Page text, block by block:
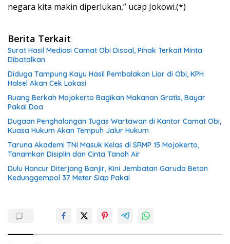
negara kita makin diperlukan,” ucap Jokowi.(*)
Berita Terkait
Surat Hasil Mediasi Camat Obi Disoal, Pihak Terkait Minta
Dibatalkan
Diduga Tampung Kayu Hasil Pembalakan Liar di Obi, KPH
Halsel Akan Cek Lokasi
Ruang Berkah Mojokerto Bagikan Makanan Gratis, Bayar
Pakai Doa
Dugaan Penghalangan Tugas Wartawan di Kantor Camat Obi,
Kuasa Hukum Akan Tempuh Jalur Hukum
Taruna Akademi TNI Masuk Kelas di SRMP 15 Mojokerto,
Tanamkan Disiplin dan Cinta Tanah Air
Dulu Hancur Diterjang Banjir, Kini Jembatan Garuda Beton
Kedunggempol 37 Meter Siap Pakai